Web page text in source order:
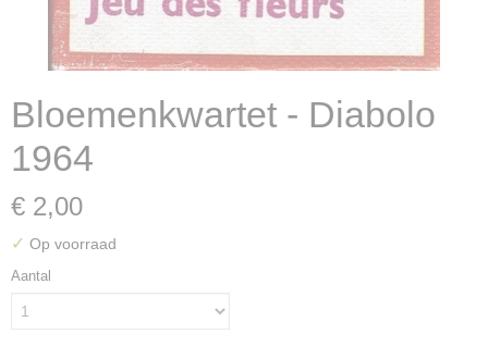
Bloemenkwartet - Diabolo
1964
€ 2,00
✓ Op voorraad
Aantal